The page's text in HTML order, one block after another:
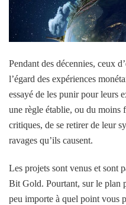
Pendant des décennies, ceux
l’égard des expériences
essayé de les punir pour leurs
une règle établie, ou du moins
critiques, de se retirer de leur
ravages qu’ils causent.
Les projets sont venus et sont
Bit Gold. Pourtant, sur le plan
peu importe à quel point vous